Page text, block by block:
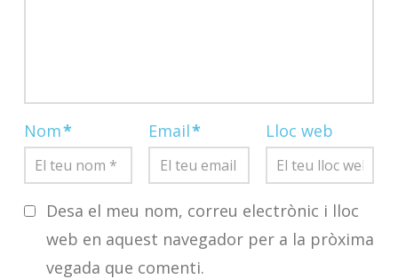
Nom* Email* Lloc web
Desa el meu nom, correu electrònic i lloc
web en aquest navegador per a la pròxima
vegada que comenti.